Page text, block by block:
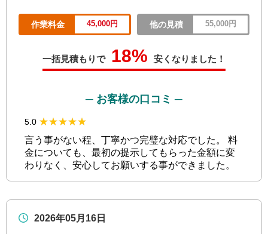
作業料金 45,000円 他の見積 55,000円
一括見積もりで 18% 安くなりました！
─ お客様の口コミ ─
5.0 ★★★★★
★★★★★
言う事がない程、丁寧かつ完璧な対応でした。 料
金についても、最初の提示してもらった金額に変
わりなく、安心してお願いする事ができました。
2026年05月16日